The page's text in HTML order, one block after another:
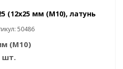
(12x25 мм (M10), латунь
50486
(M10)
шт.